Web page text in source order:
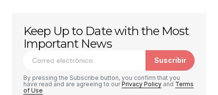
Tu dirección de correo electrónico no será
publicada. Los campos obligatorios están
marcados con *
Comentario *
Keep Up to Date with the Most
Important News
Suscribir
By pressing the Subscribe button, you confirm that you
have read and are agreeing to ourPrivacy Policy and Terms
of Use